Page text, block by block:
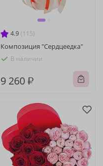
4.9 (115)
Композиция "Сердцеедка"
В наличии
9 260 ₽